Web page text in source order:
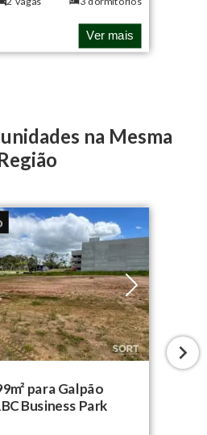
Ver mais
na Mesma
para Galpão
Business Park